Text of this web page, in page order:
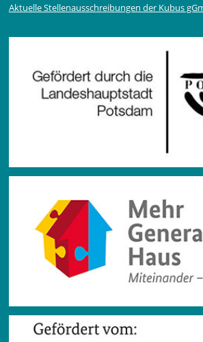
Aktuelle Stellen­ausschrei­bungen der Kubus